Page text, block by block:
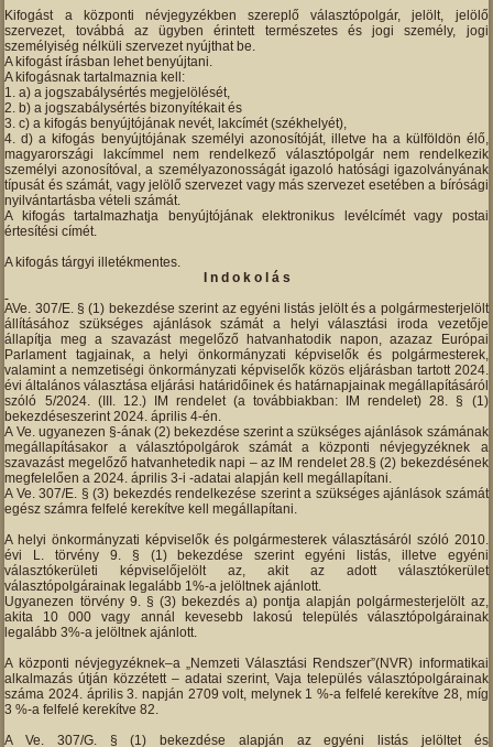
Kifogást a központi névjegyzékben szereplő választópolgár, jelölt, jelölő
szervezet, továbbá az ügyben érintett természetes és jogi személy, jogi
személyiség nélküli szervezet nyújthat be.
A kifogást írásban lehet benyújtani.
A kifogásnak tartalmaznia kell:
a) a jogszabálysértés megjelölését,
b) a jogszabálysértés bizonyítékait és
c) a kifogás benyújtójának nevét, lakcímét (székhelyét),
d) a kifogás benyújtójának személyi azonosítóját, illetve ha a külföldön élő,
magyarországi lakcímmel nem rendelkező választópolgár nem rendelkezik
személyi azonosítóval, a személyazonosságát igazoló hatósági igazolványának
típusát és számát, vagy jelölő szervezet vagy más szervezet esetében a bírósági
nyilvántartásba vételi számát.
A kifogás tartalmazhatja benyújtójának elektronikus levélcímét vagy postai
értesítési címét.
A kifogás tárgyi illetékmentes.
I n d o k o l á s
AVe. 307/E. § (1) bekezdése szerint az egyéni listás jelölt és a polgármesterjelölt
állításához szükséges ajánlások számát a helyi választási iroda vezetője
állapítja meg a szavazást megelőző hatvanhatodik napon, azazaz Európai
Parlament tagjainak, a helyi önkormányzati képviselők és polgármesterek,
valamint a nemzetiségi önkormányzati képviselők közös eljárásban tartott 2024.
évi általános választása eljárási határidőinek és határnapjainak megállapításáról
szóló 5/2024. (III. 12.) IM rendelet (a továbbiakban: IM rendelet) 28. § (1)
bekezdéseszerint 2024. április 4-én.
A Ve. ugyanezen §-ának (2) bekezdése szerint a szükséges ajánlások számának
megállapításakor a választópolgárok számát a központi névjegyzéknek a
szavazást megelőző hatvanhetedik napi – az IM rendelet 28.§ (2) bekezdésének
megfelelően a 2024. április 3-i -adatai alapján kell megállapítani.
A Ve. 307/E. § (3) bekezdés rendelkezése szerint a szükséges ajánlások számát
egész számra felfelé kerekítve kell megállapítani.
A helyi önkormányzati képviselők és polgármesterek választásáról szóló 2010.
évi L. törvény 9. § (1) bekezdése szerint egyéni listás, illetve egyéni
választókerületi képviselőjelölt az, akit az adott választókerület
választópolgárainak legalább 1%-a jelöltnek ajánlott.
Ugyanezen törvény 9. § (3) bekezdés a) pontja alapján polgármesterjelölt az,
akita 10 000 vagy annál kevesebb lakosú település választópolgárainak
legalább 3%-a jelöltnek ajánlott.
A központi névjegyzéknek–a „Nemzeti Választási Rendszer”(NVR) informatikai
alkalmazás útján közzétett – adatai szerint, Vaja település választópolgárainak
száma 2024. április 3. napján 2709 volt, melynek 1 %-a felfelé kerekítve 28, míg
3 %-a felfelé kerekítve 82.
A Ve. 307/G. § (1) bekezdése alapján az egyéni listás jelöltet és